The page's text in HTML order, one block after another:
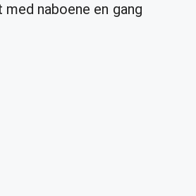
naboene en gang